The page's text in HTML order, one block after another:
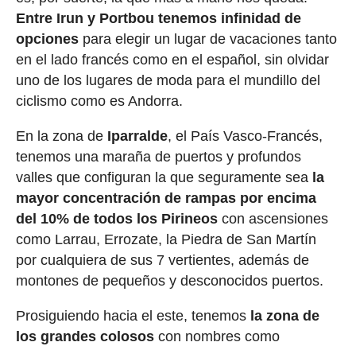
Entre Irun y Portbou tenemos infinidad de
opcionespara elegir un lugar de vacaciones tanto
en el lado francés como en el español, sin olvidar
uno de los lugares de moda para el mundillo del
ciclismo como es Andorra.
En la zona de Iparralde, el País Vasco-Francés,
tenemos una maraña de puertos y profundos
valles que configuran la que seguramente sea la
mayor concentración de rampas por encima
del 10% de todos los Pirineoscon ascensiones
como Larrau, Errozate, la Piedra de San Martín
por cualquiera de sus 7 vertientes, además de
montones de pequeños y desconocidos puertos.
Prosiguiendo hacia el este, tenemos la zona de
los grandes colososcon nombres como